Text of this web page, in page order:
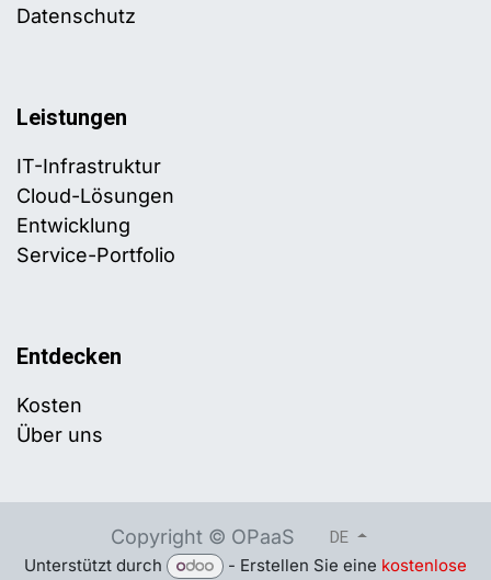
Datenschutz
Leistungen
IT-Infrastruktur
Cloud-Lösungen
Entwicklung
Service-Portfolio
Entdecken
Kosten
Über uns
Copyright © OPaaS DE
Unterstützt durch - Erstellen Sie eine kostenlose